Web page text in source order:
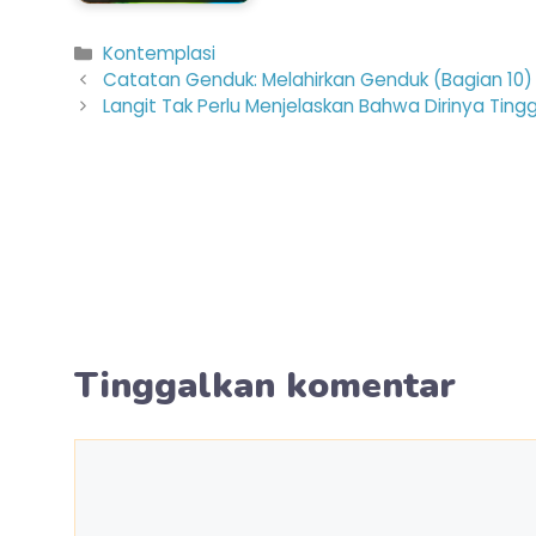
Kategori
Kontemplasi
Catatan Genduk: Melahirkan Genduk (Bagian 10)
Langit Tak Perlu Menjelaskan Bahwa Dirinya
Tinggalkan komentar